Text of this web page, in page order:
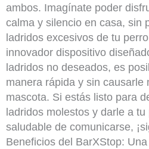
ambos. Imagínate poder
calma y silencio en casa, sin
ladridos excesivos de tu
innovador dispositivo
ladridos no deseados, es
manera rápida y sin causarle
mascota. Si estás listo para
ladridos molestos y darle a
saludable de comunicarse,
Beneficios del BarXStop: